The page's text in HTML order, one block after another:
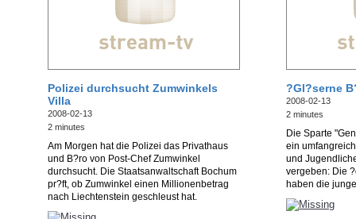
Polizei durchsucht Zumwinkels
Villa
2008-02-13
2 minutes
Am Morgen hat die Polizei das Privathaus
und B?ro von Post-Chef Zumwinkel
durchsucht. Die Staatsanwaltschaft Bochum
pr?ft, ob Zumwinkel einen Millionenbetrag
nach Liechtenstein geschleust hat.
?Gl?serne
2008-02-13
2 minutes
Die Sparte
ein
und
vergeben: Die
haben die